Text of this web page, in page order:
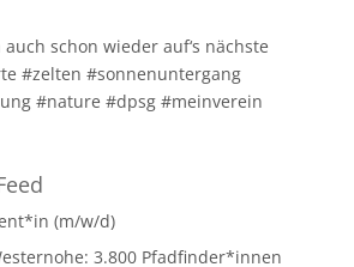
schon wieder auf‘s nächste
#zelten #sonnenuntergang
#nature #dpsg #meinverein
(m/w/d)
3.800 Pfadfinder*innen